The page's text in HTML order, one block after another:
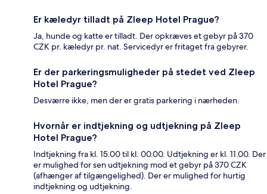
Er kæledyr tilladt på Zleep Hotel Prague?
Ja, hunde og katte er tilladt. Der opkræves et gebyr på 370
CZK pr. kæledyr pr. nat. Servicedyr er fritaget fra gebyrer.
Er der parkeringsmuligheder på stedet ved Zleep
Hotel Prague?
Desværre ikke, men der er gratis parkering i nærheden.
Hvornår er indtjekning og udtjekning på Zleep
Hotel Prague?
Indtjekning fra kl. 15.00 til kl. 00.00. Udtjekning er kl. 11.00. Der
er mulighed for sen udtjekning mod et gebyr på 370 CZK
(afhænger af tilgængelighed). Der er mulighed for hurtig
indtjekning og udtjekning.